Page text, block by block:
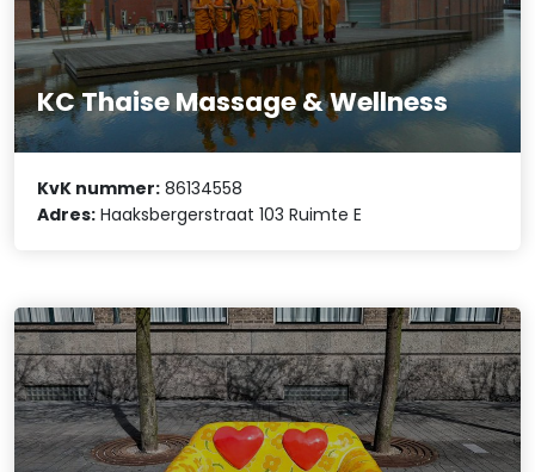
KC Thaise Massage & Wellness
KvK nummer: 86134558
Adres: Haaksbergerstraat 103 Ruimte E